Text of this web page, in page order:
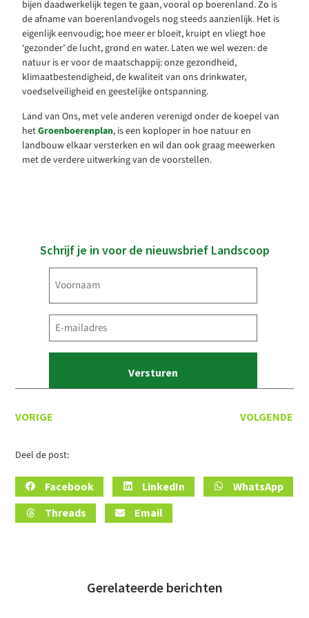
bijen daadwerkelijk tegen te gaan, vooral op boerenland. Zo is
de afname van boerenlandvogels nog steeds aanzienlijk. Het is
eigenlijk eenvoudig; hoe meer er bloeit, kruipt en vliegt hoe
‘gezonder’ de lucht, grond en water. Laten we wel wezen: de
natuur is er voor de maatschappij: onze gezondheid,
klimaatbestendigheid, de kwaliteit van ons drinkwater,
voedselveiligheid en geestelijke ontspanning.
Land van Ons, met vele anderen verenigd onder de koepel van
hetGroenboerenplan, is een koploper in hoe natuur en
landbouw elkaar versterken en wil dan ook graag meewerken
met de verdere uitwerking van de voorstellen.
Schrijf je in voor de nieuwsbrief Landscoop
(Vereist)
E-
mailadres
(Vereist)
VORIGE VOLGENDE
Deel de post:
Facebook LinkedIn
WhatsApp
Threads
Email
Gerelateerde berichten